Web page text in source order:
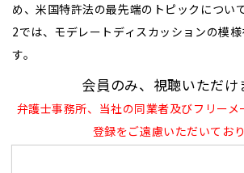
め、米国特許法の最先端のトピックについ
2では、モデレートディスカッションの模
す。
会員のみ、視聴いただけ
弁護士事務所、当社の同業者及びフリー
登録をご遠慮いただいてお